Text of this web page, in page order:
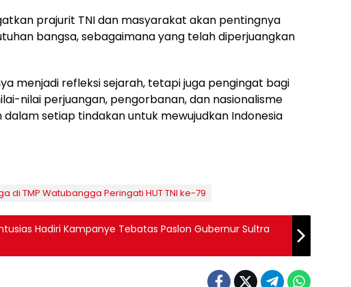
prajurit TNI dan masyarakat akan pentingnya
bangsa, sebagaimana yang telah diperjuangkan
menjadi refleksi sejarah, tetapi juga pengingat bagi
nilai perjuangan, pengorbanan, dan nasionalisme
setiap tindakan untuk mewujudkan Indonesia
di TMP Watubangga Peringati HUT TNI ke-79
Hadiri Kampanye Tebatas Paslon Gubernur Sultra